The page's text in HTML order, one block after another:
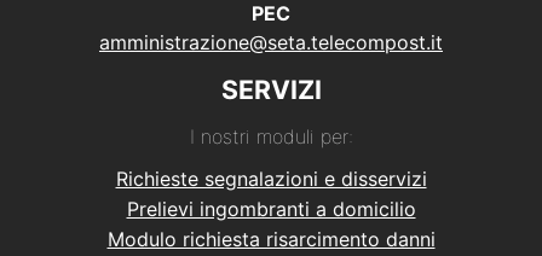
PEC
amministrazione@seta.telecompost.it
SERVIZI
I nostri moduli per:
Richieste segnalazioni e disservizi
Prelievi ingombranti a domicilio
Modulo richiesta risarcimento danni